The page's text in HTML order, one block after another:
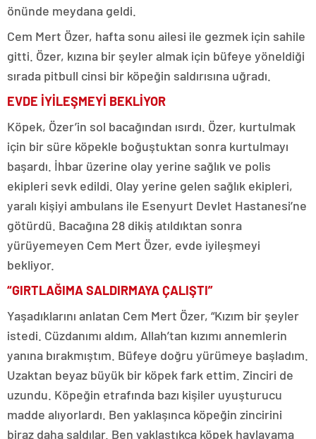
önünde meydana geldi.
Cem Mert Özer, hafta sonu ailesi ile gezmek için sahile
gitti. Özer, kızına bir şeyler almak için büfeye yöneldiği
sırada pitbull cinsi bir köpeğin saldırısına uğradı.
EVDE İYİLEŞMEYİ BEKLİYOR
Köpek, Özer’in sol bacağından ısırdı. Özer, kurtulmak
için bir süre köpekle boğuştuktan sonra kurtulmayı
başardı. İhbar üzerine olay yerine sağlık ve polis
ekipleri sevk edildi. Olay yerine gelen sağlık ekipleri,
yaralı kişiyi ambulans ile Esenyurt Devlet Hastanesi’ne
götürdü. Bacağına 28 dikiş atıldıktan sonra
yürüyemeyen Cem Mert Özer, evde iyileşmeyi
bekliyor.
“GIRTLAĞIMA SALDIRMAYA ÇALIŞTI”
Yaşadıklarını anlatan Cem Mert Özer, “Kızım bir şeyler
istedi. Cüzdanımı aldım, Allah’tan kızımı annemlerin
yanına bırakmıştım. Büfeye doğru yürümeye başladım.
Uzaktan beyaz büyük bir köpek fark ettim. Zinciri de
uzundu. Köpeğin etrafında bazı kişiler uyuşturucu
madde alıyorlardı. Ben yaklaşınca köpeğin zincirini
biraz daha saldılar. Ben yaklaştıkça köpek havlayama